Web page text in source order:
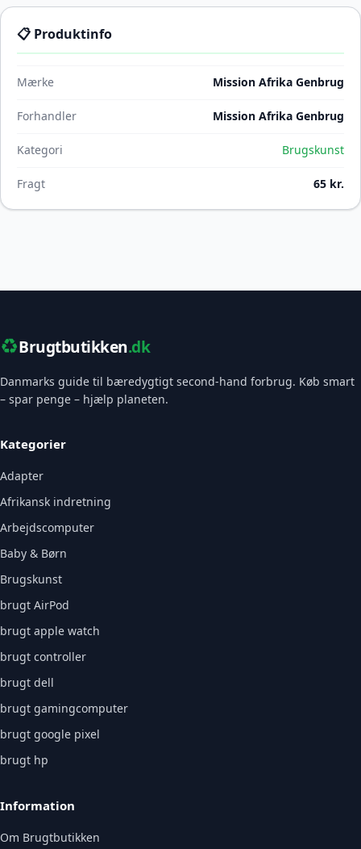
📋 Produktinfo
Mærke Mission Afrika Genbrug
Forhandler Mission Afrika Genbrug
Kategori Brugskunst
Fragt 65 kr.
♻️Brugtbutikken.dk
Danmarks guide til bæredygtigt second-hand forbrug. Køb smart
– spar penge – hjælp planeten.
Kategorier
Adapter
Afrikansk indretning
Arbejdscomputer
Baby & Børn
Brugskunst
brugt AirPod
brugt apple watch
brugt controller
brugt dell
brugt gamingcomputer
brugt google pixel
brugt hp
Information
Om Brugtbutikken